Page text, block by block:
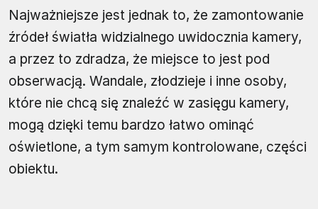
Najważniejsze jest jednak to, że zamontowanie
źródeł światła widzialnego uwidocznia kamery,
a przez to zdradza, że miejsce to jest pod
obserwacją. Wandale, złodzieje i inne osoby,
które nie chcą się znaleźć w zasięgu kamery,
mogą dzięki temu bardzo łatwo ominąć
oświetlone, a tym samym kontrolowane, części
obiektu.